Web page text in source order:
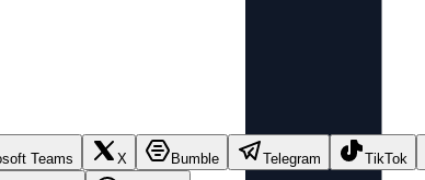
Teams X Bumble Telegram TikTok